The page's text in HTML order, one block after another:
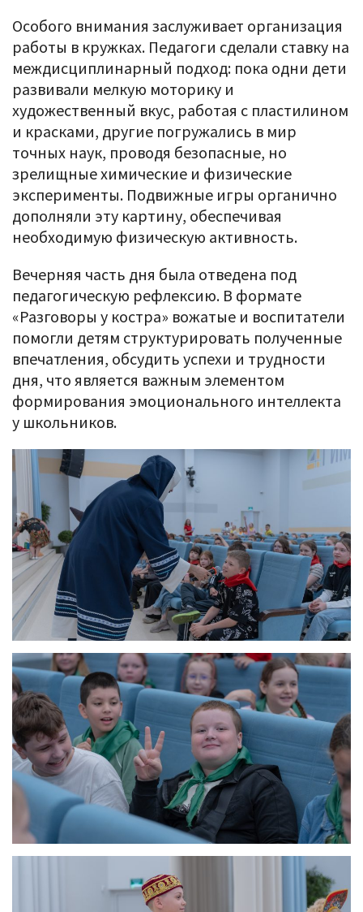
Особого внимания заслуживает организация
работы в кружках. Педагоги сделали ставку на
междисциплинарный подход: пока одни дети
развивали мелкую моторику и
художественный вкус, работая с пластилином
и красками, другие погружались в мир
точных наук, проводя безопасные, но
зрелищные химические и физические
эксперименты. Подвижные игры органично
дополняли эту картину, обеспечивая
необходимую физическую активность.
Вечерняя часть дня была отведена под
педагогическую рефлексию. В формате
«Разговоры у костра» вожатые и воспитатели
помогли детям структурировать полученные
впечатления, обсудить успехи и трудности
дня, что является важным элементом
формирования эмоционального интеллекта
у школьников.